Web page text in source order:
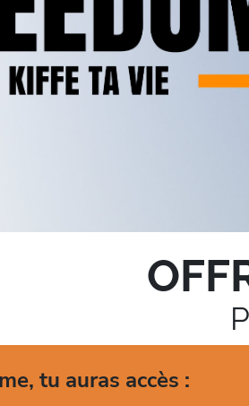
tu auras accès :